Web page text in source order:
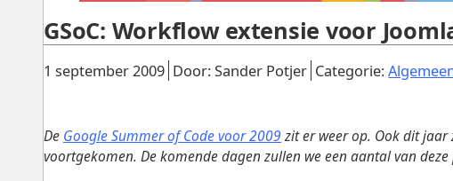
Gepubliceerd:
1 september 2009. Door: Sander Potjer. Categorie:
GSoC: Workflow extensie voor
De Google Summer of Code voor 2009zit er weer op. Ook dit
voortgekomen. De komende dagen zullen we een aantal van